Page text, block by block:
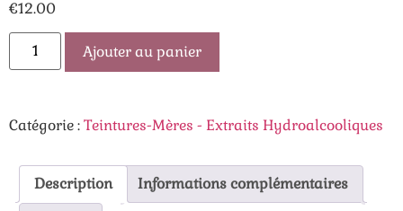
€12.00
Ajouter au panier
Catégorie :Teintures-Mères - Extraits Hydroalcooliques
Description
Informations complémentaires